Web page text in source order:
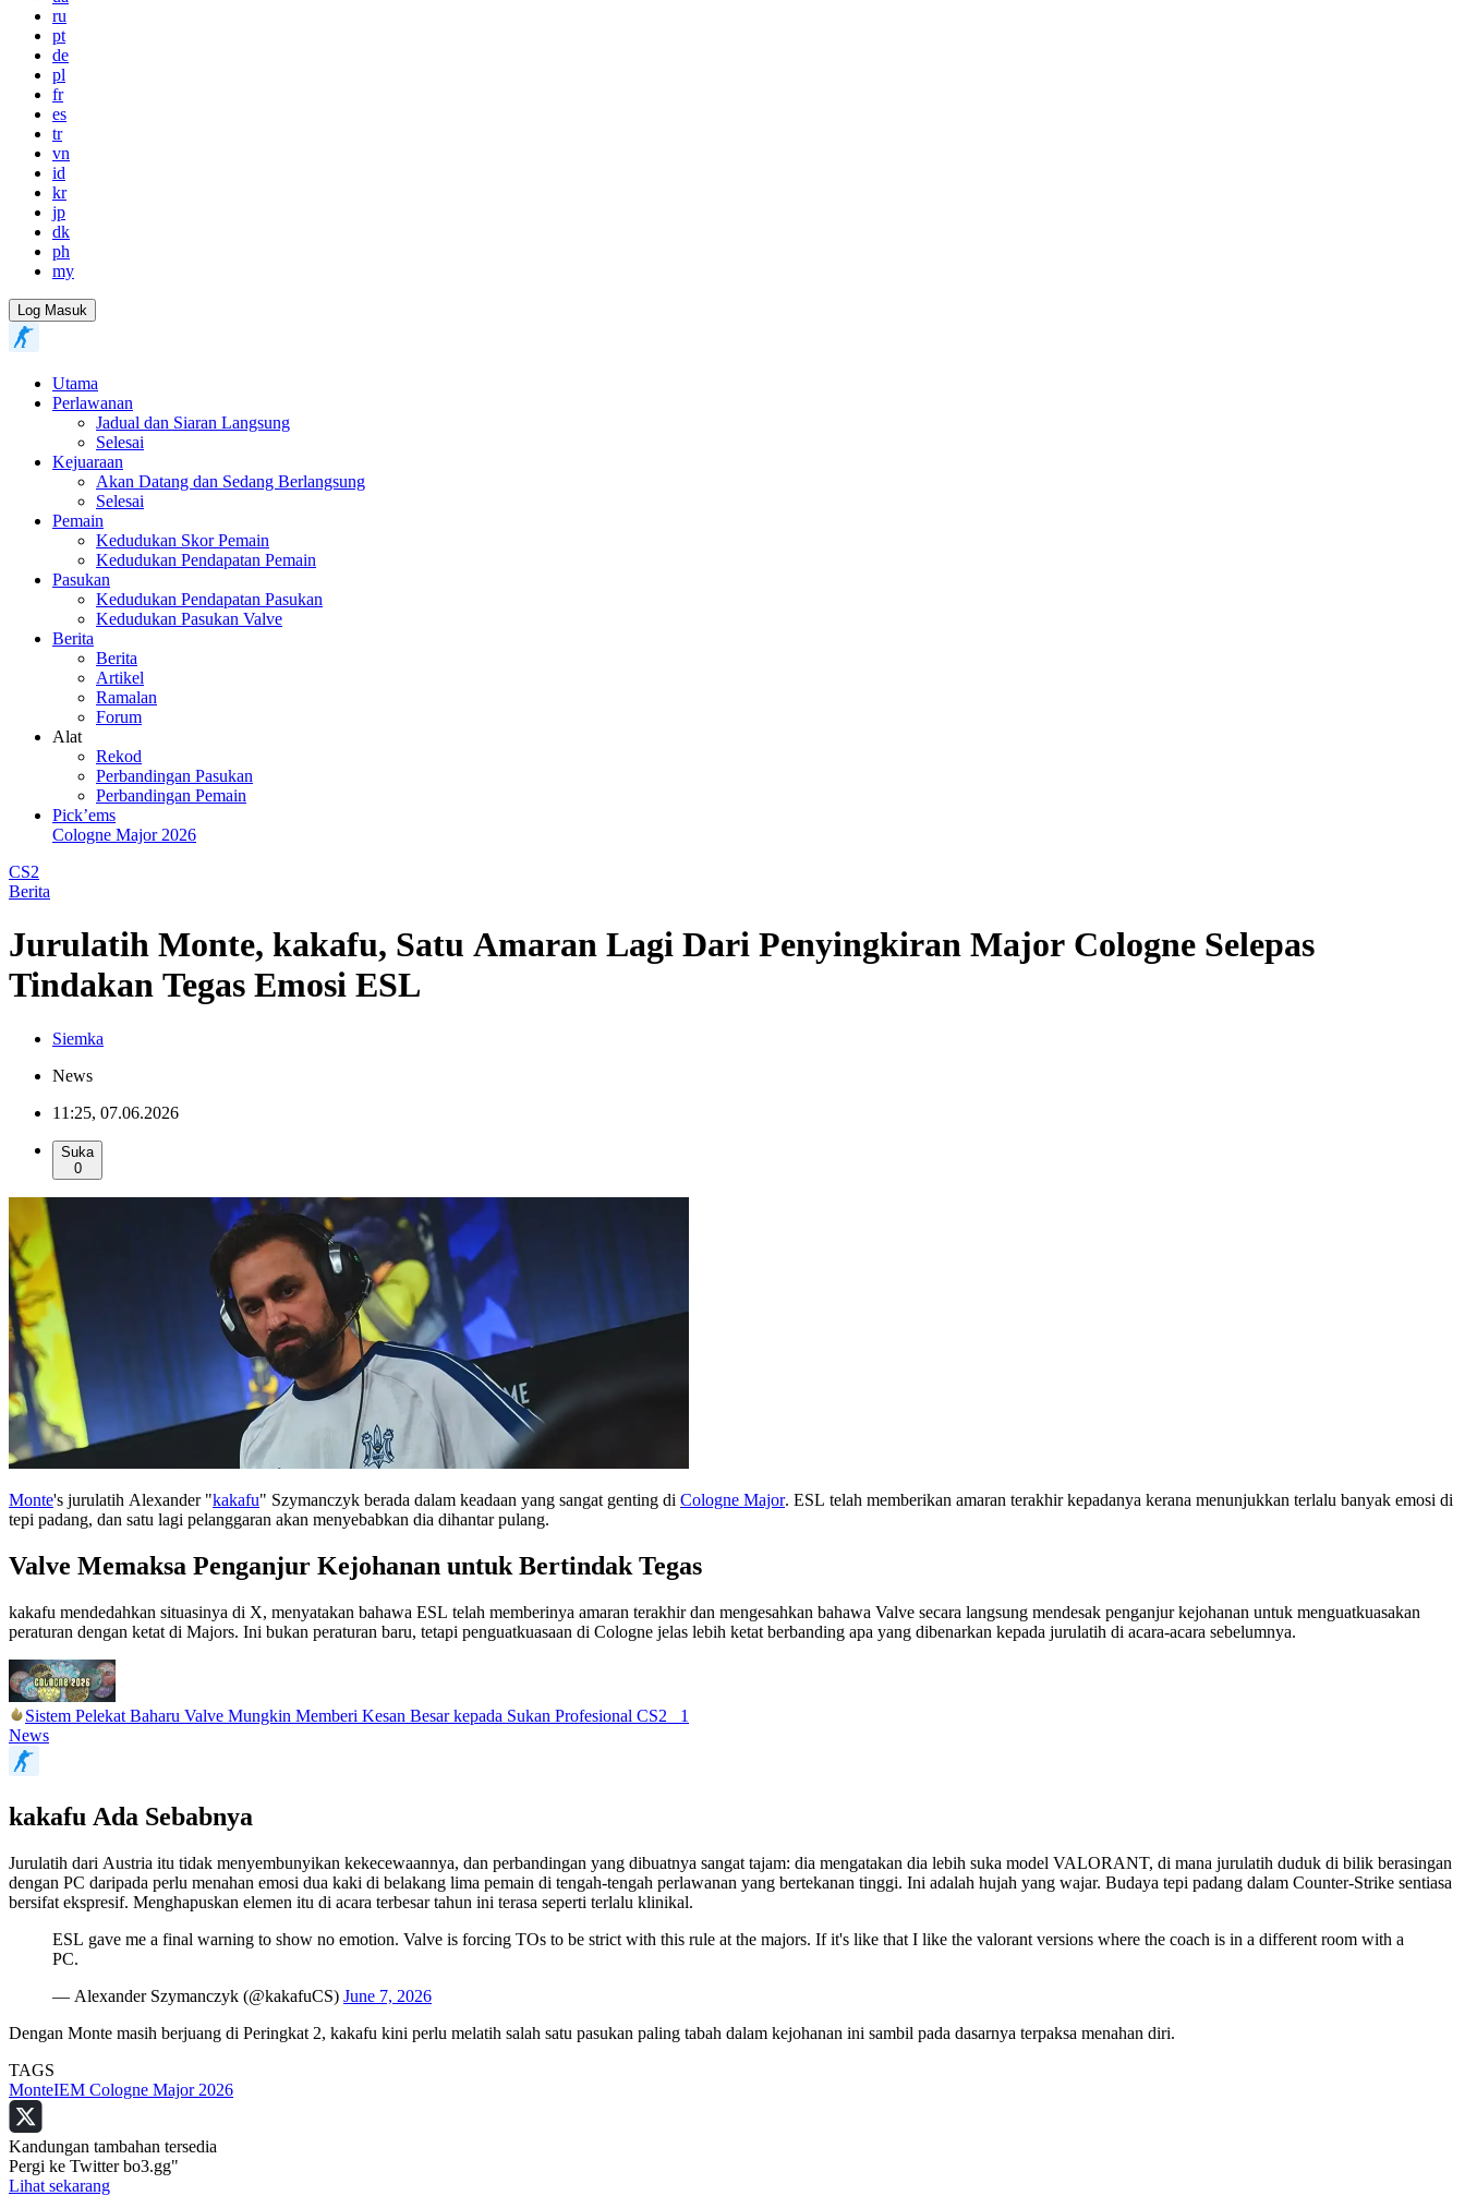
ru
pt
de
pl
fr
es
tr
vn
id
kr
jp
dk
ph
my
Log Masuk
Utama
Perlawanan
Jadual dan Siaran Langsung
Selesai
Kejuaraan
Akan Datang dan Sedang Berlangsung
Selesai
Pemain
Kedudukan Skor Pemain
Kedudukan Pendapatan Pemain
Pasukan
Kedudukan Pendapatan Pasukan
Kedudukan Pasukan Valve
Berita
Berita
Artikel
Ramalan
Forum
Alat
Rekod
Perbandingan Pasukan
Perbandingan Pemain
Pick’ems
Cologne Major 2026
CS2
Berita
Jurulatih Monte, kakafu, Satu Amaran Lagi Dari Penyingkiran Major Cologne Selepas
Tindakan Tegas Emosi ESL
Siemka
News
11:25, 07.06.2026
Suka
0
Monte's jurulatih Alexander "kakafu" Szymanczyk berada dalam keadaan yang sangat genting di Cologne Major. ESL telah memberikan amaran terakhir kepadanya kerana menunjukkan terlalu banyak emosi di
tepi padang, dan satu lagi pelanggaran akan menyebabkan dia dihantar pulang.
Valve Memaksa Penganjur Kejohanan untuk Bertindak Tegas
kakafu mendedahkan situasinya di X, menyatakan bahawa ESL telah memberinya amaran terakhir dan mengesahkan bahawa Valve secara langsung mendesak penganjur kejohanan untuk menguatkuasakan
peraturan dengan ketat di Majors. Ini bukan peraturan baru, tetapi penguatkuasaan di Cologne jelas lebih ketat berbanding apa yang dibenarkan kepada jurulatih di acara-acara sebelumnya.
Sistem Pelekat Baharu Valve Mungkin Memberi Kesan Besar kepada Sukan Profesional CS2 1
News
kakafu Ada Sebabnya
Jurulatih dari Austria itu tidak menyembunyikan kekecewaannya, dan perbandingan yang dibuatnya sangat tajam: dia mengatakan dia lebih suka model VALORANT, di mana jurulatih duduk di bilik berasingan
dengan PC daripada perlu menahan emosi dua kaki di belakang lima pemain di tengah-tengah perlawanan yang bertekanan tinggi. Ini adalah hujah yang wajar. Budaya tepi padang dalam Counter-Strike sentiasa
bersifat ekspresif. Menghapuskan elemen itu di acara terbesar tahun ini terasa seperti terlalu klinikal.
ESL gave me a final warning to show no emotion. Valve is forcing TOs to be strict with this rule at the majors. If it's like that I like the valorant versions where the coach is in a different room with a
PC.
— Alexander Szymanczyk (@kakafuCS) June 7, 2026
Dengan Monte masih berjuang di Peringkat 2, kakafu kini perlu melatih salah satu pasukan paling tabah dalam kejohanan ini sambil pada dasarnya terpaksa menahan diri.
TAGS
MonteIEM Cologne Major 2026
Kandungan tambahan tersedia
Pergi ke Twitter bo3.gg"
Lihat sekarang